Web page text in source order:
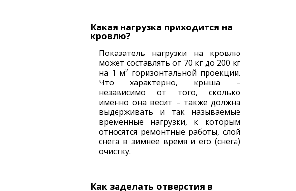
Какая нагрузка приходится на
кровлю?
Показатель нагрузки на кровлю
может составлять от 70 кг до 200 кг
на 1 м² горизонтальной проекции.
Что характерно, крыша –
независимо от того, сколько
именно она весит – также должна
выдерживать и так называемые
временные нагрузки, к которым
относятся ремонтные работы, слой
снега в зимнее время и его (снега)
очистку.
Как заделать отверстия в